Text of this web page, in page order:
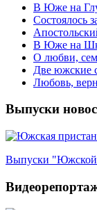
В Юже на
Состоялось
В Юже на
О любви,
Две южские
Любовь,
Выпуски
Выпуски "Южской